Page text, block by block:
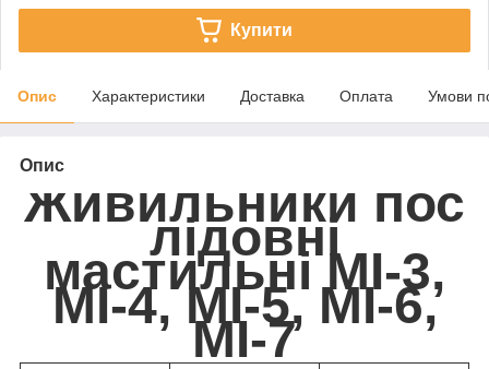
Купити
Опис Характеристики Доставка Оплата Умови
Опис
Живильники пос
лідовні
мастильні МІ-3,
МІ-4, МІ-5, МІ-6,
МІ-7